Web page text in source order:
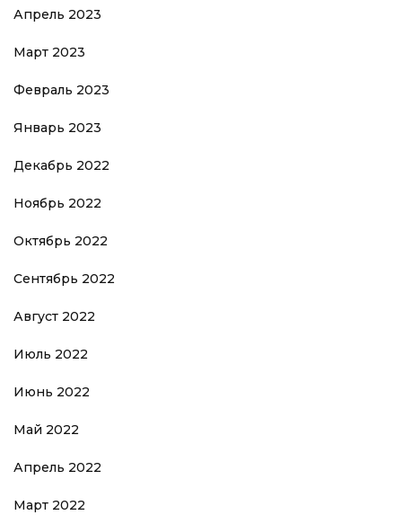
Апрель 2023
Март 2023
Февраль 2023
Январь 2023
Декабрь 2022
Ноябрь 2022
Октябрь 2022
Сентябрь 2022
Август 2022
Июль 2022
Июнь 2022
Май 2022
Апрель 2022
Март 2022